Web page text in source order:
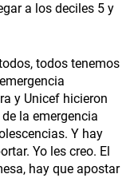
a los deciles 5 y
todos tenemos
y Unicef hicieron
la emergencia
Y hay
Yo les creo. El
hay que apostar